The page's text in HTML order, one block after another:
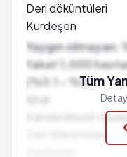
Deri döküntüleri
Kurdeşen
Kaşıntı
Bulantı
Kusma
Serum bilirubin
Bilinmiyor:
görülme sıklığı
Yaygın olmayan:
fakat 1,000
(%0.1 - %1)
Ishal
Kanda lökosit
Tüm